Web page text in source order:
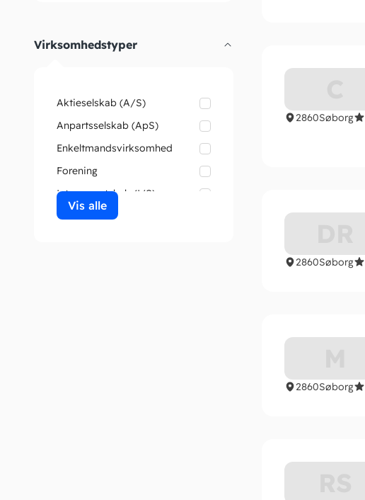
Virksomhedstyper
Aktieselskab (A/S)
Anpartsselskab (ApS)
Enkeltmandsvirksomhed
Forening
Interessentskab (I/S)
Vis alle
2860Søborg
2860Søborg
2860Søborg